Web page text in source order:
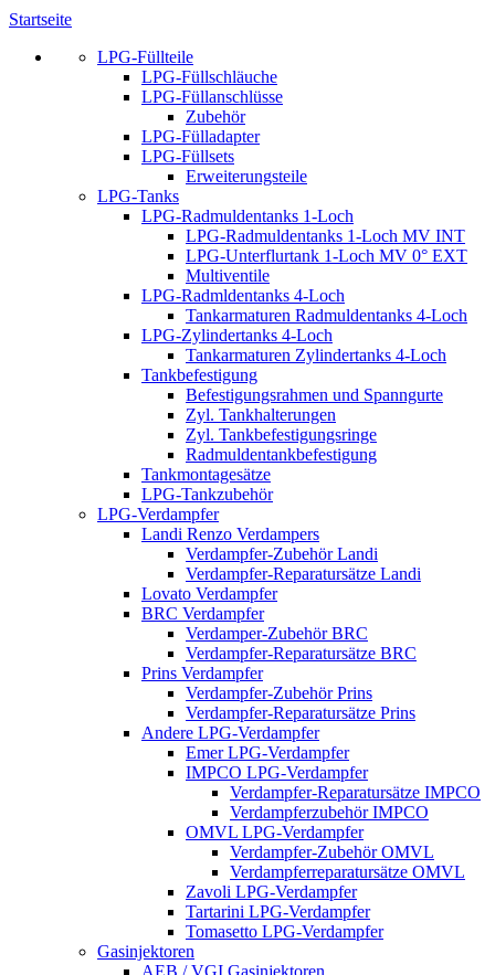
Startseite
LPG-Füllteile
LPG-Füllschläuche
LPG-Füllanschlüsse
Zubehör
LPG-Fülladapter
LPG-Füllsets
Erweiterungsteile
LPG-Tanks
LPG-Radmuldentanks 1-Loch
LPG-Radmuldentanks 1-Loch MV INT
LPG-Unterflurtank 1-Loch MV 0° EXT
Multiventile
LPG-Radmldentanks 4-Loch
Tankarmaturen Radmuldentanks 4-Loch
LPG-Zylindertanks 4-Loch
Tankarmaturen Zylindertanks 4-Loch
Tankbefestigung
Befestigungsrahmen und Spanngurte
Zyl. Tankhalterungen
Zyl. Tankbefestigungsringe
Radmuldentankbefestigung
Tankmontagesätze
LPG-Tankzubehör
LPG-Verdampfer
Landi Renzo Verdampers
Verdampfer-Zubehör Landi
Verdampfer-Reparatursätze Landi
Lovato Verdampfer
BRC Verdampfer
Verdamper-Zubehör BRC
Verdampfer-Reparatursätze BRC
Prins Verdampfer
Verdampfer-Zubehör Prins
Verdampfer-Reparatursätze Prins
Andere LPG-Verdampfer
Emer LPG-Verdampfer
IMPCO LPG-Verdampfer
Verdampfer-Reparatursätze IMPCO
Verdampferzubehör IMPCO
OMVL LPG-Verdampfer
Verdampfer-Zubehör OMVL
Verdampferreparatursätze OMVL
Zavoli LPG-Verdampfer
Tartarini LPG-Verdampfer
Tomasetto LPG-Verdampfer
Gasinjektoren
AEB / VGI Gasinjektoren